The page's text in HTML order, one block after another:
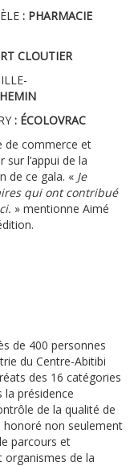
: PHARMACIE
CLOUTIER
: ÉCOLOVRAC
de commerce et
l’appui de la
de ce gala. « Je
qui ont contribué
» mentionne Aimé
de 400 personnes
du Centre-Abitibi
des 16 catégories
la présidence
de la qualité de
honoré non seulement
parcours et
organismes de la